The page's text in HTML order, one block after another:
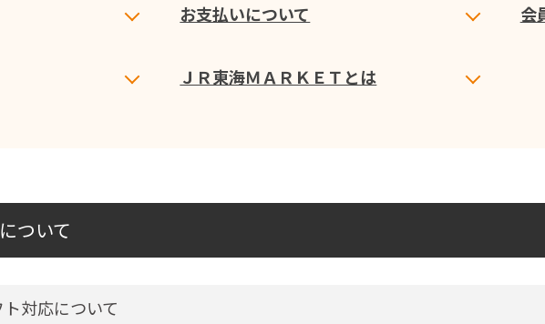
お支払いについて 会
ＪＲ東海ＭＡＲＫＥＴとは
ついて
ト対応について